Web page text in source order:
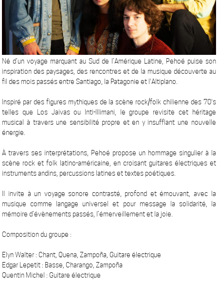
Né d’un voyage marquant au Sud de l’Amérique Latine, Pehoé puise son
inspiration des paysages, des rencontres et de la musique découverte au
fil des mois passés entre Santiago, la Patagonie et l'Altiplano.
Inspiré par des figures mythiques de la scène rock/folk chilienne des 70's
telles que Los Jaivas ou Inti-Illimani, le groupe revisite cet héritage
musical à travers une sensibilité propre et en y insufflant une nouvelle
énergie.
À travers ses interprétations, Pehoé propose un hommage singulier à la
scène rock et folk latino-américaine, en croisant guitares électriques et
instruments andins, percussions latines et textes poétiques.
Il invite à un voyage sonore contrasté, profond et émouvant, avec la
musique comme langage universel et pour message la solidarité, la
mémoire d’évènements passés, l’émerveillement et la joie.
Composition du groupe :
Elyn Walter : Chant, Quena, Zampoña, Guitare électrique
Edgar Lepetit : Basse, Charango, Zampoña
Quentin Michel : Guitare électrique